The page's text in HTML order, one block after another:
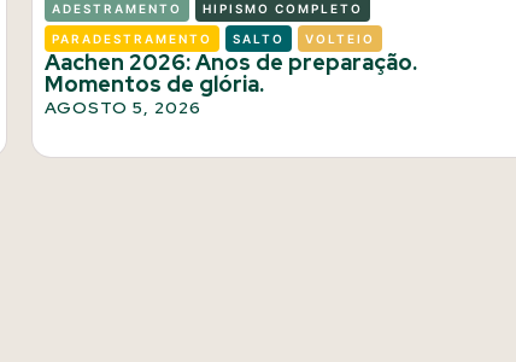
ADESTRAMENTO HIPISMO COMPLETO
PARADESTRAMENTO SALTO VOLTEIO
Aachen 2026: Anos de preparação.
Momentos de glória.
AGOSTO 5, 2026